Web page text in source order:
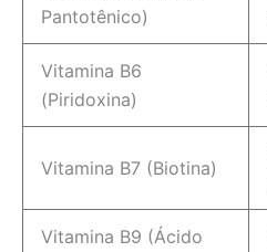
Pantotênico)
Vitamina B6
(Piridoxina)
Vitamina B7 (Biotina)
Vitamina B9 (Ácido